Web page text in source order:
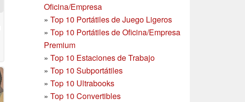
Oficina/Empresa
» Top 10 Portátiles de Juego Ligeros
» Top 10 Portátiles de Oficina/Empresa
Premium
» Top 10 Estaciones de Trabajo
» Top 10 Subportátiles
» Top 10 Ultrabooks
» Top 10 Convertibles